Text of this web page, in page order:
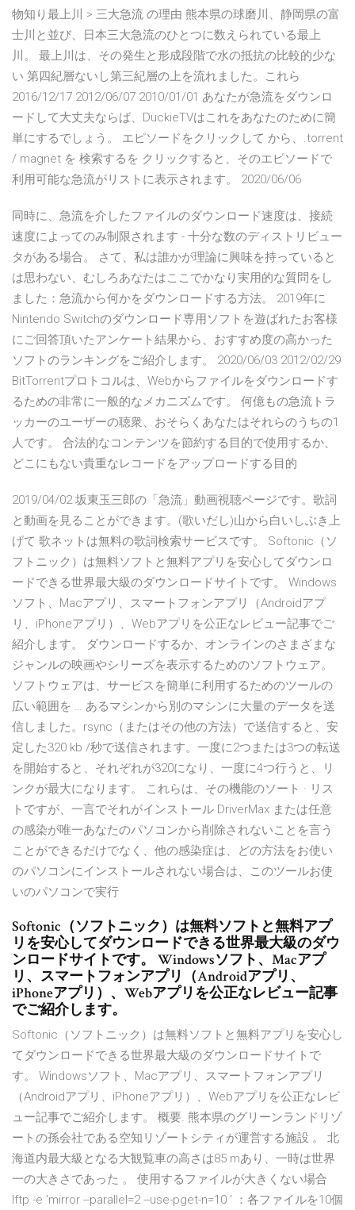
物知り最上川 > 三大急流 の理由 熊本県の球磨川、静岡県の富
士川と並び、日本三大急流のひとつに数えられている最上
川。 最上川は、その発生と形成段階で水の抵抗の比較的少な
い 第四紀層ないし第三紀層の上を流れました。これら
2016/12/17 2012/06/07 2010/01/01 あなたが急流をダウンロ
ードして大丈夫ならば、DuckieTVはこれをあなたのために簡
単にするでしょう。 エピソードをクリックして から、.torrent
/ magnet を 検索するを クリックすると、そのエピソードで
利用可能な急流がリストに表示されます。 2020/06/06
同時に、急流を介したファイルのダウンロード速度は、接続
速度によってのみ制限されます - 十分な数のディストリビュー
タがある場合。 さて、私は誰かが理論に興味を持っていると
は思わない、むしろあなたはここでかなり実用的な質問をし
ました：急流から何かをダウンロードする方法。 2019年に
Nintendo Switchのダウンロード専用ソフトを遊ばれたお客様
にご回答頂いたアンケート結果から、おすすめ度の高かった
ソフトのランキングをご紹介します。 2020/06/03 2012/02/29
BitTorrentプロトコルは、Webからファイルをダウンロードす
るための非常に一般的なメカニズムです。 何億もの急流トラ
ッカーのユーザーの聴衆、おそらくあなたはそれらのうちの1
人です。 合法的なコンテンツを節約する目的で使用するか、
どこにもない貴重なレコードをアップロードする目的
2019/04/02 坂東玉三郎の「急流」動画視聴ページです。歌詞
と動画を見ることができます。(歌いだし)山から白いしぶき上
げて 歌ネットは無料の歌詞検索サービスです。 Softonic（ソ
フトニック）は無料ソフトと無料アプリを安心してダウンロ
ードできる世界最大級のダウンロードサイトです。 Windows
ソフト、Macアプリ、スマートフォンアプリ（Androidアプ
リ、iPhoneアプリ）、Webアプリを公正なレビュー記事でご
紹介します。 ダウンロードするか、オンラインのさまざまな
ジャンルの映画やシリーズを表示するためのソフトウェア。
ソフトウェアは、サービスを簡単に利用するためのツールの
広い範囲を … あるマシンから別のマシンに大量のデータを送
信しました。rsync（またはその他の方法）で送信すると、安
定した320 kb /秒で送信されます。一度に2つまたは3つの転送
を開始すると、それぞれが320になり、一度に4つ行うと、リ
ンクが最大になります。 これらは、その機能のソート · リス
トですが、一言でそれがインストール DriverMax または任意
の感染が唯一あなたのパソコンから削除されないことを言う
ことができるだけでなく、他の感染症は、どの方法をお使い
のパソコンにインストールされない場合は、このツールお使
いのパソコンで実行
Softonic（ソフトニック）は無料ソフトと無料アプ
リを安心してダウンロードできる世界最大級のダウ
ンロードサイトです。 Windowsソフト、Macアプ
リ、スマートフォンアプリ（Androidアプリ、
iPhoneアプリ）、Webアプリを公正なレビュー記事
でご紹介します。
Softonic（ソフトニック）は無料ソフトと無料アプリを安心し
てダウンロードできる世界最大級のダウンロードサイトで
す。 Windowsソフト、Macアプリ、スマートフォンアプリ
（Androidアプリ、iPhoneアプリ）、Webアプリを公正なレビ
ュー記事でご紹介します。 概要. 熊本県のグリーンランドリゾ
ートの孫会社である空知リゾートシティが運営する施設 。 北
海道内最大級となる大観覧車の高さは85 mあり、一時は世界
一の大きさであった 。 使用するファイルが大きくない場合
lftp -e 'mirror --parallel=2 --use-pget-n=10 ' ：各ファイルを10個